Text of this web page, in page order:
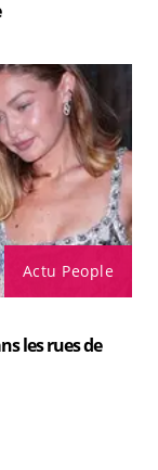
Actu People
les rues de